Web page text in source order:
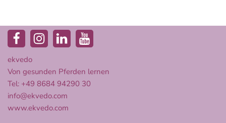
ekvedo
Von gesunden Pferden lernen
Tel: +49 8684 94290 30
info@ekvedo.com
www.ekvedo.com